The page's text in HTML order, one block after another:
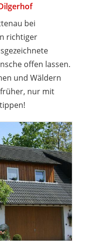
bei
richtiger
offen lassen.
und Wäldern
nur mit